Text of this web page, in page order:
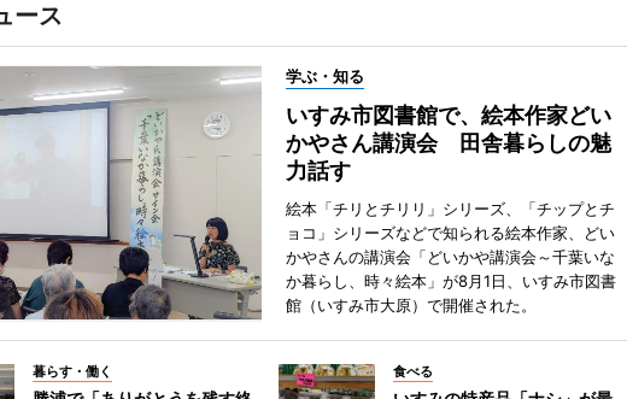
ース
学ぶ・知る
いすみ市図書館で、絵本作家どい
かやさん講演会 田舎暮らしの魅
力話す
絵本「チリとチリリ」シリーズ、「チップとチ
ョコ」シリーズなどで知られる絵本作家、どい
かやさんの講演会「どいかや講演会～千葉いな
か暮らし、時々絵本」が8月1日、いすみ市図書
館（いすみ市大原）で開催された。
暮らす・働く 食べる